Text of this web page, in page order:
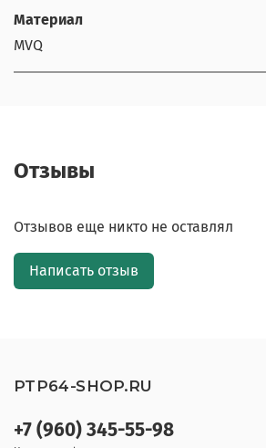
Материал
MVQ
Отзывы
Отзывов еще никто не оставлял
Написать отзыв
+7 (960) 345-55-98
PTP64-SHOP.RU